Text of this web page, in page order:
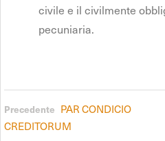
civile e il civilmente
pecuniaria.
Precedente PAR CONDICIO
CREDITORUM